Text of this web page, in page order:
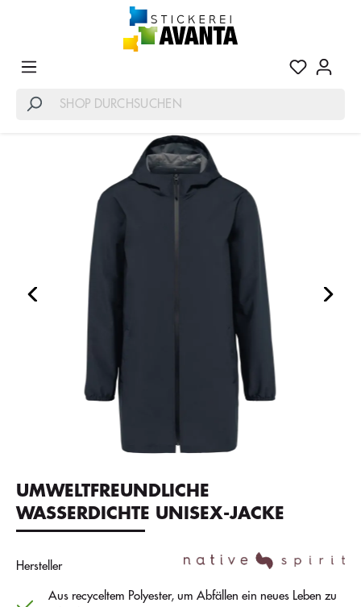
UMWELTFREUNDLICHE
WASSERDICHTE UNISEX-JACKE
Hersteller
Aus recyceltem Polyester, um Abfällen ein neues Leben zu